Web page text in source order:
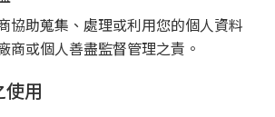
協助蒐集、處理或利用您的個人資料
商或個人善盡監督管理之責。
用